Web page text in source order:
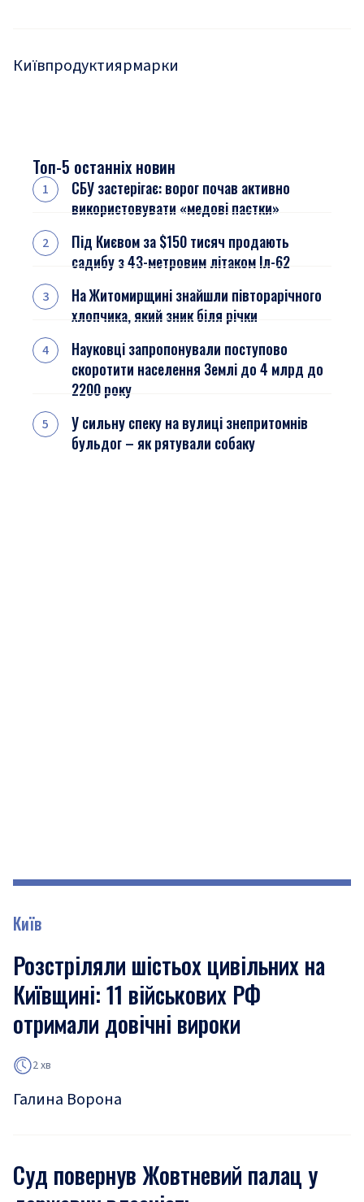
Київпродуктиярмарки
Топ-5 останніх новин
СБУ застерігає: ворог почав активно
використовувати «медові пастки»
Під Києвом за $150 тисяч продають
садибу з 43-метровим літаком Іл-62
На Житомирщині знайшли півторарічного
хлопчика, який зник біля річки
Науковці запропонували поступово
скоротити населення Землі до 4 млрд до
2200 року
У сильну спеку на вулиці знепритомнів
бульдог – як рятували собаку
Київ
Розстріляли шістьох цивільних на
Київщині: 11 військових РФ
отримали довічні вироки
2 хв
Галина Ворона
Суд повернув Жовтневий палац у